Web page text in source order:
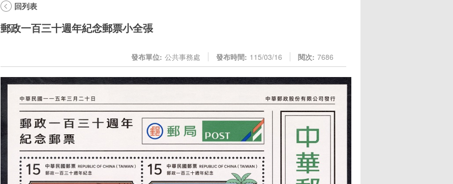
回列表
郵政一百三十週年紀念郵票小全張
發布單位: 公共事務處 發布時間: 115/03/16 閱次: 7686